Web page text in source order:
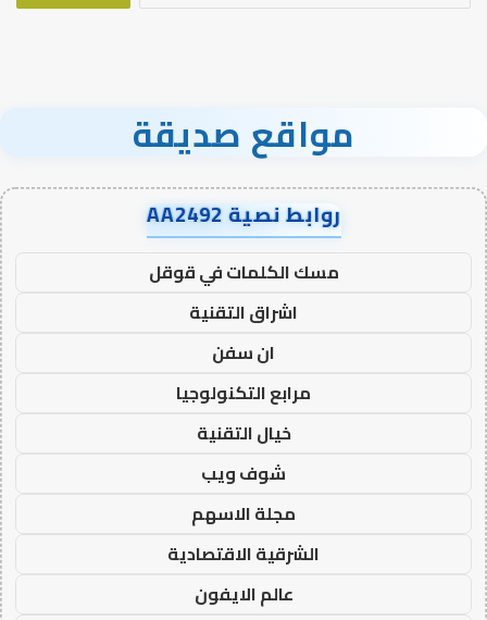
مواقع صديقة
روابط نصية AA2492
مسك الكلمات في قوقل
اشراق التقنية
ان سفن
مرابع التكنولوجيا
خيال التقنية
شوف ويب
مجلة الاسهم
الشرقية الاقتصادية
عالم الايفون